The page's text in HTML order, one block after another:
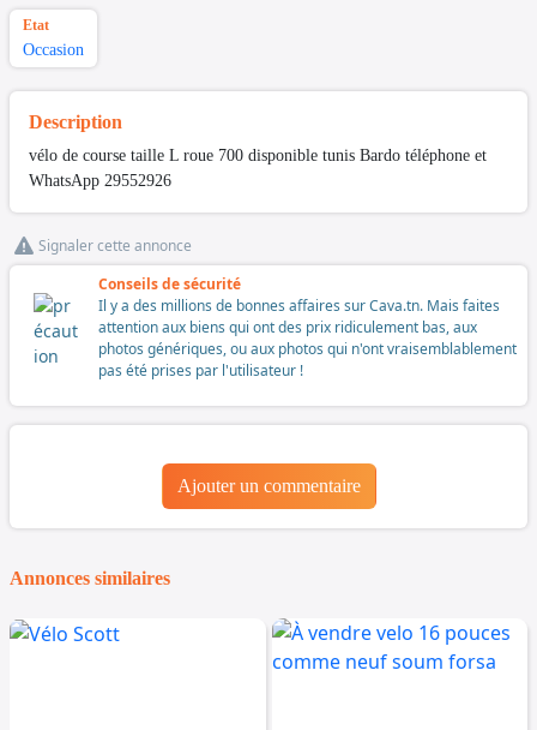
Etat
Occasion
Description
vélo de course taille L roue 700 disponible tunis Bardo téléphone et
WhatsApp 29552926
Signaler cette annonce
Conseils de sécurité
Il y a des millions de bonnes affaires sur Cava.tn. Mais faites
attention aux biens qui ont des prix ridiculement bas, aux
photos génériques, ou aux photos qui n'ont vraisemblablement
pas été prises par l'utilisateur !
Ajouter un commentaire
Annonces similaires